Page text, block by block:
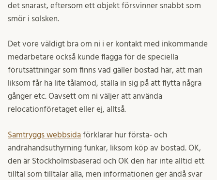
det snarast, eftersom ett objekt försvinner snabbt som
smör i solsken.
Det vore väldigt bra om ni i er kontakt med inkommande
medarbetare också kunde flagga för de speciella
förutsättningar som finns vad gäller bostad här, att man
liksom får ha lite tålamod, ställa in sig på att flytta några
gånger etc. Oavsett om ni väljer att använda
relocationföretaget eller ej, alltså.
Samtryggs webbsida förklarar hur första- och
andrahandsuthyrning funkar, liksom köp av bostad. OK,
den är Stockholmsbaserad och OK den har inte alltid ett
tilltal som tilltalar alla, men informationen ger ändå svar